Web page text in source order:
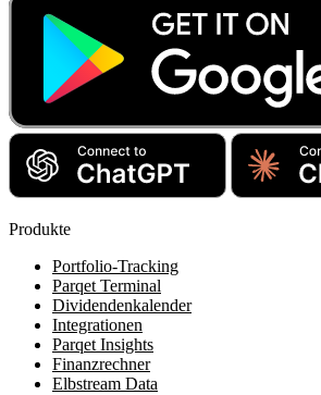
Produkte
Portfolio-Tracking
Parqet Terminal
Dividendenkalender
Integrationen
Parqet Insights
Finanzrechner
Elbstream Data